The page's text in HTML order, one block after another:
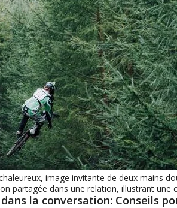
image invitante de deux mains
partagée dans une relation, illustrant une
la conversation: Conseils